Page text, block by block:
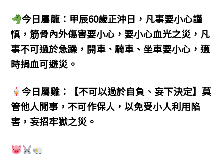
今日屬龍：甲辰60歲正沖日，凡事要小心謹
慎，筋骨內外傷害要小心，要小心血光之災，凡
事不可過於急躁，開車、騎車、坐車要小心，適
時捐血可避災。
今日屬雞：【不可以過於自負、妄下決定】莫
管他人閒事，不可作保人，以免受小人利用陷
害，妄招牢獄之災。